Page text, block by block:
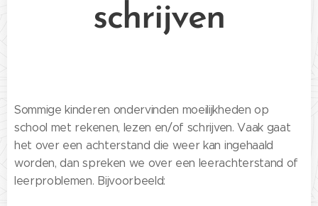
schrijven
Sommige kinderen ondervinden moeilijkheden op
school met rekenen, lezen en/of schrijven. Vaak gaat
het over een achterstand die weer kan ingehaald
worden, dan spreken we over een leerachterstand of
leerproblemen. Bijvoorbeeld: